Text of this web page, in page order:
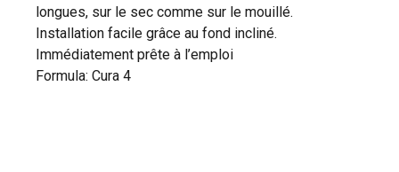
longues, sur le sec comme sur le mouillé.
Installation facile grâce au fond incliné.
Immédiatement prête à l’emploi
Formula: Cura 4